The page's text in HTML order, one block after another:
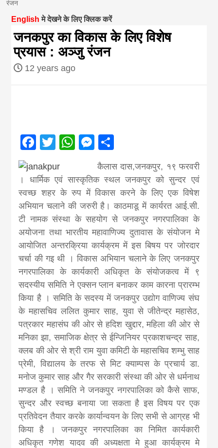
magazine of
Nepal brings
news in hindi
news,
khabar
रंजन
English मे देखने के लिए क्लिक करें
जनकपुर का विकास के लिए विशेष
प्रयास : अञ्जु रंजन
12 years ago
Facebook
Twitter
WhatsApp
Messenger
कैलास दास,जनकपुर, १९ फरवरी
। धार्मिक एवं सास्कृतिक स्थल जनकपुर को सुन्दर एवं
स्वच्छ शहर के रुप में विकास करने के लिए एक विषेश
अभियान चलाने की जरुरी है। काठमाडू में कार्यरत आई.सी.
टी नामक संस्था के सहयोग से जनकपुर नगरपालिका के
अयोजना तथा भारतीय महावाणिज्य दुतावास के संयोजन मे
आयोजित अन्तरक्रिया कार्यक्रम में इस बिषय पर जोरदार
चर्चा की गइ थी । विकास अभियान चलाने के लिए जनकपुर
नगरपालिका के कार्यकारी अधिकृत के संयोजकत्व में ९
सदस्यीय समिति ने एक्सन प्लान बनाकर काम कारना प्रारम्भ
किया है । समिति के सदस्य में जनकपुर उद्योग वाणिज्य संघ
के महासचिव ललित कुमार साह, युवा से जीतेन्द्र महासेठ,
पत्रकार महासंघ की ओर से हदिश खुद्दार, महिला की ओर से
मनिका झा, समाजिक क्षेत्र से ईन्जिनियर प्रकाशचन्द्र साह,
क्लब की ओर से श्री राम युवा कमिटी के महासचिव शम्भु साह
प्रेमी, विद्यालय के तरफ से मिट क्याम्पस के प्रचार्य डा.
मनोज कुमार साह और गैर सरकारी संस्था की ओर से धर्मनाथ
मण्डल है । समिति ने जनकपुर नगरपालिका को कैसे साफ,
सुन्दर और स्वच्छ बनाया जा सकता है इस विषय पर एक
प्रतिवेदन तैयार करके कार्यान्वयन के लिए सभी से आग्रह भी
किया है । जनकपुर नगरपालिका का निमित कार्यकारी
अधिकृत गणेश यादव की अध्यक्षता मे हुआ कार्यक्रम मे